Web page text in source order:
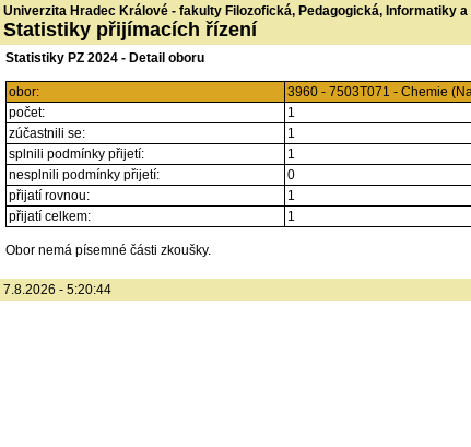
Univerzita Hradec Králové - fakulty Filozofická, Pedagogická, Informatiky
Statistiky přijímacích řízení
Statistiky PZ 2024 - Detail oboru
obor:
3960 - 7503T071 - Chemie
počet:
1
zúčastnili se:
1
splnili podmínky přijetí:
1
nesplnili podmínky přijetí:
0
přijatí rovnou:
1
přijatí celkem:
1
Obor nemá písemné části zkoušky.
7.8.2026 - 5:20:44